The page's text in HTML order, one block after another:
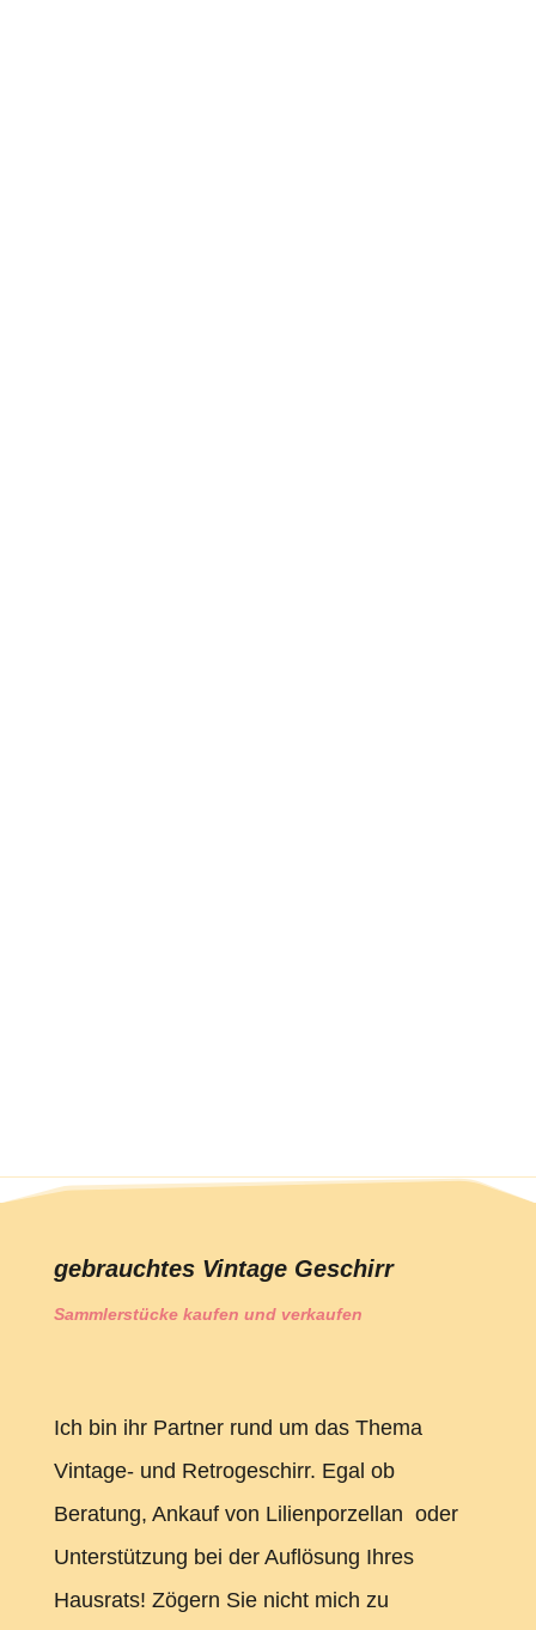
gebrauchtes Vintage Geschirr
Sammlerstücke kaufen und verkaufen
Ich bin ihr Partner rund um das Thema
Vintage- und Retrogeschirr. Egal ob
Beratung, Ankauf von Lilienporzellan oder
Unterstützung bei der Auflösung Ihres
Hausrats! Zögern Sie nicht mich zu